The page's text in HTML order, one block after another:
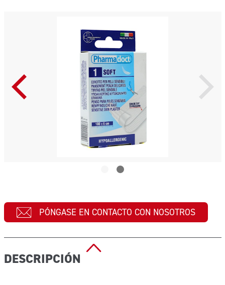
PÓNGASE EN CONTACTO CON NOSOTROS
DESCRIPCIÓN